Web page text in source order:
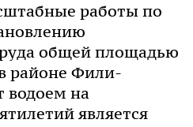
работы по
общей площадью
районе Фили-
водоем на
является